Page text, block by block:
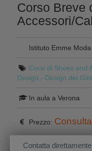
Corso Breve
Accessori/
Istituto Emme Moda
Corsi di Shoes and
Design - Design del
In aula a Verona
Prezzo:
Contatta